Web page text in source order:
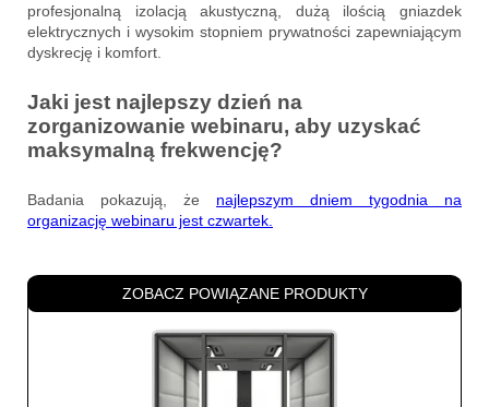
profesjonalną izolacją akustyczną, dużą ilością gniazdek
elektrycznych i wysokim stopniem prywatności zapewniającym
dyskrecję i komfort.
Jaki jest najlepszy dzień na
zorganizowanie webinaru, aby uzyskać
maksymalną frekwencję?
Badania pokazują, że najlepszym dniem tygodnia na
organizację webinaru jest czwartek.
ZOBACZ POWIĄZANE PRODUKTY